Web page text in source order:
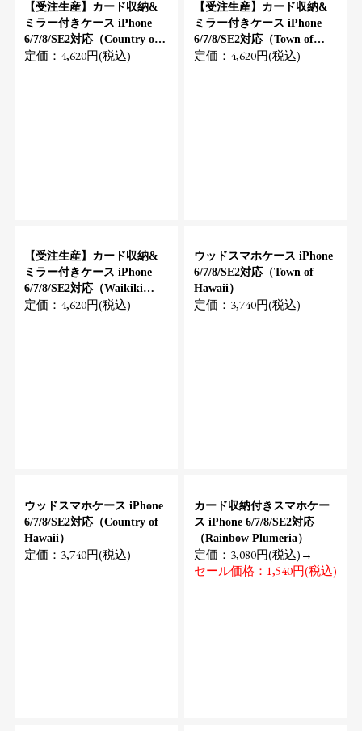
【受注生産】カード収納&
ミラー付きケース iPhone
6/7/8/SE2対応（Country of
Hawaii）
定価：4,620円(税込)
【受注生産】カード収納&
ミラー付きケース iPhone
6/7/8/SE2対応（Town of
Hawaii）
定価：4,620円(税込)
【受注生産】カード収納&
ミラー付きケース iPhone
6/7/8/SE2対応（Waikiki
Rainbow）
定価：4,620円(税込)
ウッドスマホケース iPhone
6/7/8/SE2対応（Town of
Hawaii）
定価：3,740円(税込)
ウッドスマホケース iPhone
6/7/8/SE2対応（Country of
Hawaii）
定価：3,740円(税込)
カード収納付きスマホケー
ス iPhone 6/7/8/SE2対応
（Rainbow Plumeria）
定価：3,080円(税込)→
セール価格：1,540円(税込)